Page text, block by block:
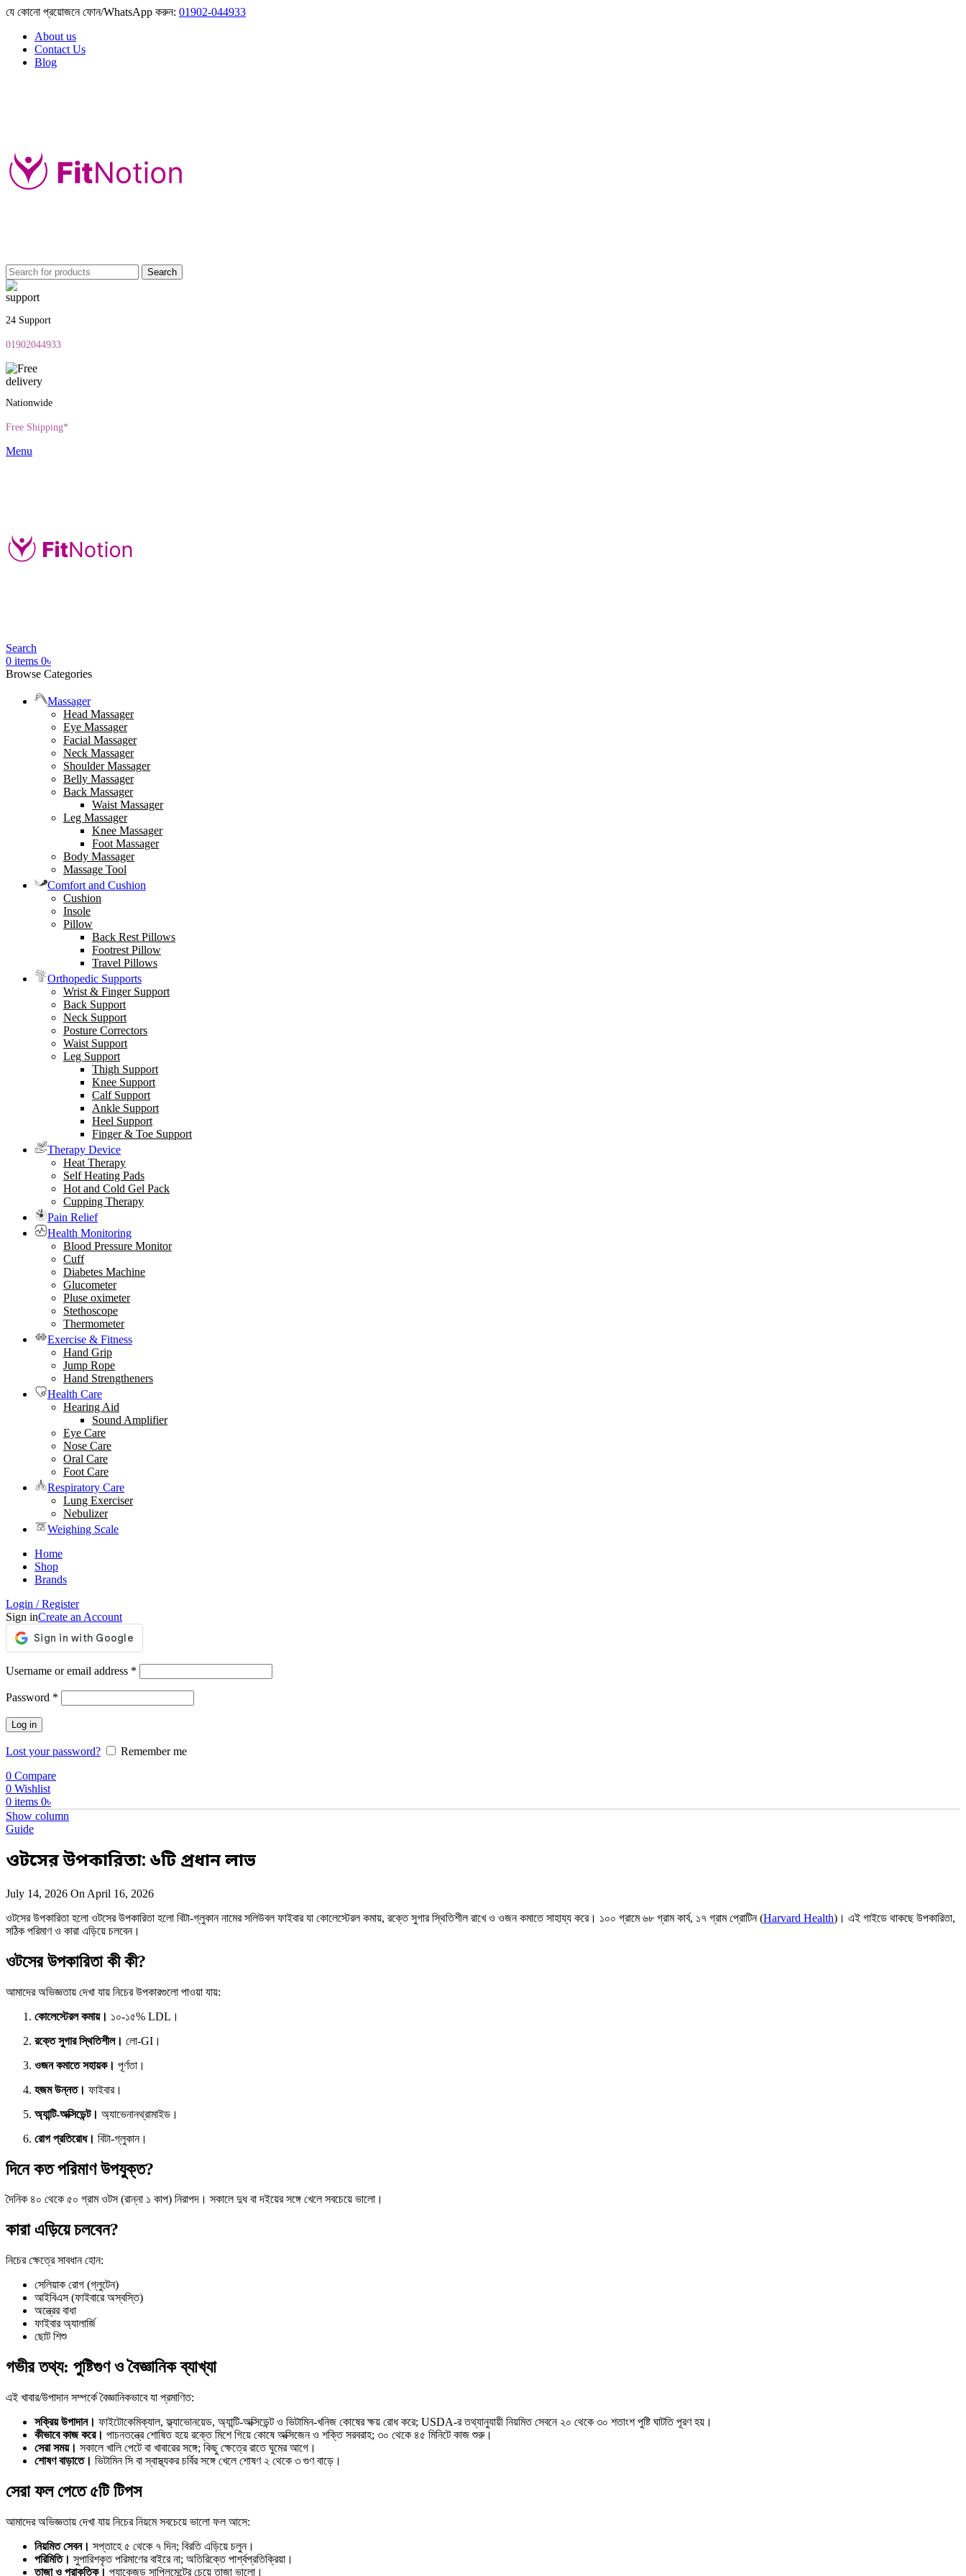
যে কোনো প্রয়োজনে ফোন/WhatsApp করুন: 01902-044933
About us
Contact Us
Blog
Search
24 Support
01902044933
Nationwide
Free Shipping*
Menu
Search
0 items 0৳
Browse Categories
Massager
Head Massager
Eye Massager
Facial Massager
Neck Massager
Shoulder Massager
Belly Massager
Back Massager
Waist Massager
Leg Massager
Knee Massager
Foot Massager
Body Massager
Massage Tool
Comfort and Cushion
Cushion
Insole
Pillow
Back Rest Pillows
Footrest Pillow
Travel Pillows
Orthopedic Supports
Wrist & Finger Support
Back Support
Neck Support
Posture Correctors
Waist Support
Leg Support
Thigh Support
Knee Support
Calf Support
Ankle Support
Heel Support
Finger & Toe Support
Therapy Device
Heat Therapy
Self Heating Pads
Hot and Cold Gel Pack
Cupping Therapy
Pain Relief
Health Monitoring
Blood Pressure Monitor
Cuff
Diabetes Machine
Glucometer
Pluse oximeter
Stethoscope
Thermometer
Exercise & Fitness
Hand Grip
Jump Rope
Hand Strengtheners
Health Care
Hearing Aid
Sound Amplifier
Eye Care
Nose Care
Oral Care
Foot Care
Respiratory Care
Lung Exerciser
Nebulizer
Weighing Scale
Home
Shop
Brands
Login / Register
Sign inCreate an Account
Username or email address *
Password *
Log in
Lost your password?
Remember me
0 Compare
0 Wishlist
0 items 0৳
Show column
Guide
ওটসের উপকারিতা: ৬টি প্রধান লাভ
July 14, 2026 On April 16, 2026
ওটসের উপকারিতা হলো ওটসের উপকারিতা হলো বিটা-গ্লুকান নামের সলিউবল ফাইবার যা কোলেস্টেরল কমায়, রক্তে সুগার স্থিতিশীল রাখে ও ওজন কমাতে সাহায্য করে। ১০০ গ্রামে ৬৮ গ্রাম কার্ব, ১৭ গ্রাম প্রোটিন (Harvard Health)। এই গাইডে থাকছে উপকারিতা,
সঠিক পরিমাণ ও কারা এড়িয়ে চলবেন।
ওটসের উপকারিতা কী কী?
আমাদের অভিজ্ঞতায় দেখা যায় নিচের উপকারগুলো পাওয়া যায়:
কোলেস্টেরল কমায়। ১০-১৫% LDL।
রক্তে সুগার স্থিতিশীল। লো-GI।
ওজন কমাতে সহায়ক। পূর্ণতা।
হজম উন্নত। ফাইবার।
অ্যান্টি-অক্সিডেন্ট। অ্যাভেনানথ্রামাইড।
রোগ প্রতিরোধ। বিটা-গ্লুকান।
দিনে কত পরিমাণ উপযুক্ত?
দৈনিক ৪০ থেকে ৫০ গ্রাম ওটস (রান্না ১ কাপ) নিরাপদ। সকালে দুধ বা দইয়ের সঙ্গে খেলে সবচেয়ে ভালো।
কারা এড়িয়ে চলবেন?
নিচের ক্ষেত্রে সাবধান হোন:
সেলিয়াক রোগ (গ্লুটেন)
আইবিএস (ফাইবারে অস্বস্তি)
অন্ত্রের বাধা
ফাইবার অ্যালার্জি
ছোট শিশু
গভীর তথ্য: পুষ্টিগুণ ও বৈজ্ঞানিক ব্যাখ্যা
এই খাবার/উপাদান সম্পর্কে বৈজ্ঞানিকভাবে যা প্রমাণিত:
সক্রিয় উপাদান। ফাইটোকেমিক্যাল, ফ্ল্যাভোনয়েড, অ্যান্টি-অক্সিডেন্ট ও ভিটামিন-খনিজ কোষের ক্ষয় রোধ করে; USDA-র তথ্যানুযায়ী নিয়মিত সেবনে ২০ থেকে ৩০ শতাংশ পুষ্টি ঘাটতি পূরণ হয়।
কীভাবে কাজ করে। পাচনতন্ত্রে শোষিত হয়ে রক্তে মিশে গিয়ে কোষে অক্সিজেন ও শক্তি সরবরাহ; ৩০ থেকে ৪৫ মিনিটে কাজ শুরু।
সেরা সময়। সকালে খালি পেটে বা খাবারের সঙ্গে; কিছু ক্ষেত্রে রাতে ঘুমের আগে।
শোষণ বাড়াতে। ভিটামিন সি বা স্বাস্থ্যকর চর্বির সঙ্গে খেলে শোষণ ২ থেকে ৩ গুণ বাড়ে।
সেরা ফল পেতে ৫টি টিপস
আমাদের অভিজ্ঞতায় দেখা যায় নিচের নিয়মে সবচেয়ে ভালো ফল আসে:
নিয়মিত সেবন। সপ্তাহে ৫ থেকে ৭ দিন; বিরতি এড়িয়ে চলুন।
পরিমিতি। সুপারিশকৃত পরিমাণের বাইরে না; অতিরিক্তে পার্শ্বপ্রতিক্রিয়া।
তাজা ও প্রাকৃতিক। প্যাকেজড সাপ্লিমেন্টের চেয়ে তাজা ভালো।